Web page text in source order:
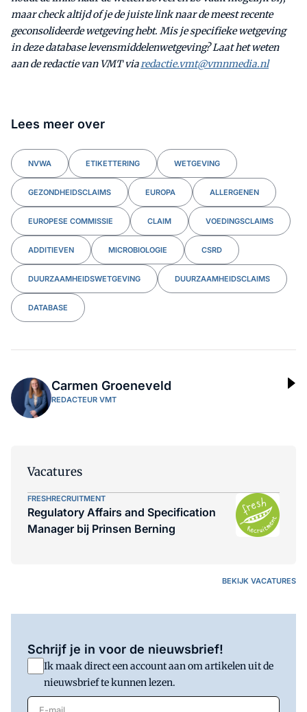
maar check altijd of je de juiste link naar de meest recente
geconsolideerde wetgeving hebt. Mis je specifieke wetgeving
in deze database levensmiddelenwetgeving? Laat het weten
aan de redactie van VMT viaredactie.vmt@vmnmedia.nl
Lees meer over
NVWA ETIKETTERING WETGEVING
GEZONDHEIDSCLAIMS EUROPA ALLERGENEN
EUROPESE COMMISSIE CLAIM VOEDINGSCLAIMS
ADDITIEVEN MICROBIOLOGIE CSRD
DUURZAAMHEIDSWETGEVING DUURZAAMHEIDSCLAIMS
DATABASE
Carmen Groeneveld
REDACTEUR VMT
Vacatures
FRESHRECRUITMENT
Regulatory Affairs and Specification
Manager bij Prinsen Berning
BEKIJK VACATURES
Schrijf je in voor de nieuwsbrief!
Ik maak direct een account aan om artikelen uit de
nieuwsbrief te kunnen lezen.
E-mail